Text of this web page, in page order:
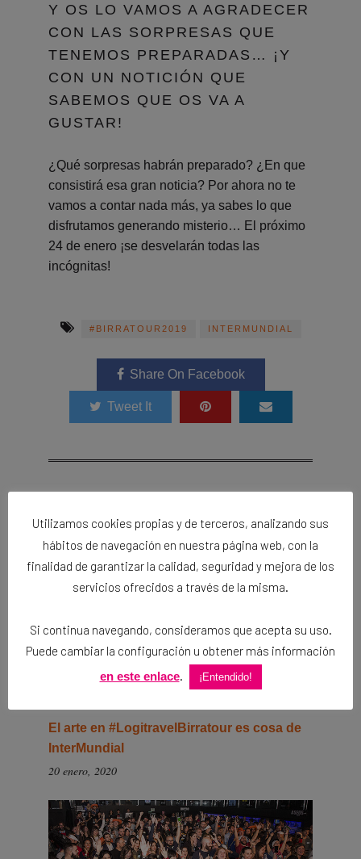
Y OS LO VAMOS A AGRADECER
CON LAS SORPRESAS QUE
TENEMOS PREPARADAS… ¡Y
CON UN NOTICIÓN QUE
SABEMOS QUE OS VA A
GUSTAR!
¿Qué sorpresas habrán preparado? ¿En que
consistirá esa gran noticia? Por ahora no te
vamos a contar nada más, ya sabes lo que
disfrutamos generando misterio… El próximo
24 de enero ¡se desvelarán todas las
incógnitas!
#BIRRATOUR2019 INTERMUNDIAL
Share On Facebook
Tweet It
El arte en #LogitravelBirratour es cosa de
InterMundial
20 enero, 2020
Utilizamos cookies propias y de terceros, analizando sus
hábitos de navegación en nuestra página web, con la
finalidad de garantizar la calidad, seguridad y mejora de los
servicios ofrecidos a través de la misma.
Si continua navegando, consideramos que acepta su uso.
Puede cambiar la configuración u obtener más información
en este enlace. ¡Entendido!